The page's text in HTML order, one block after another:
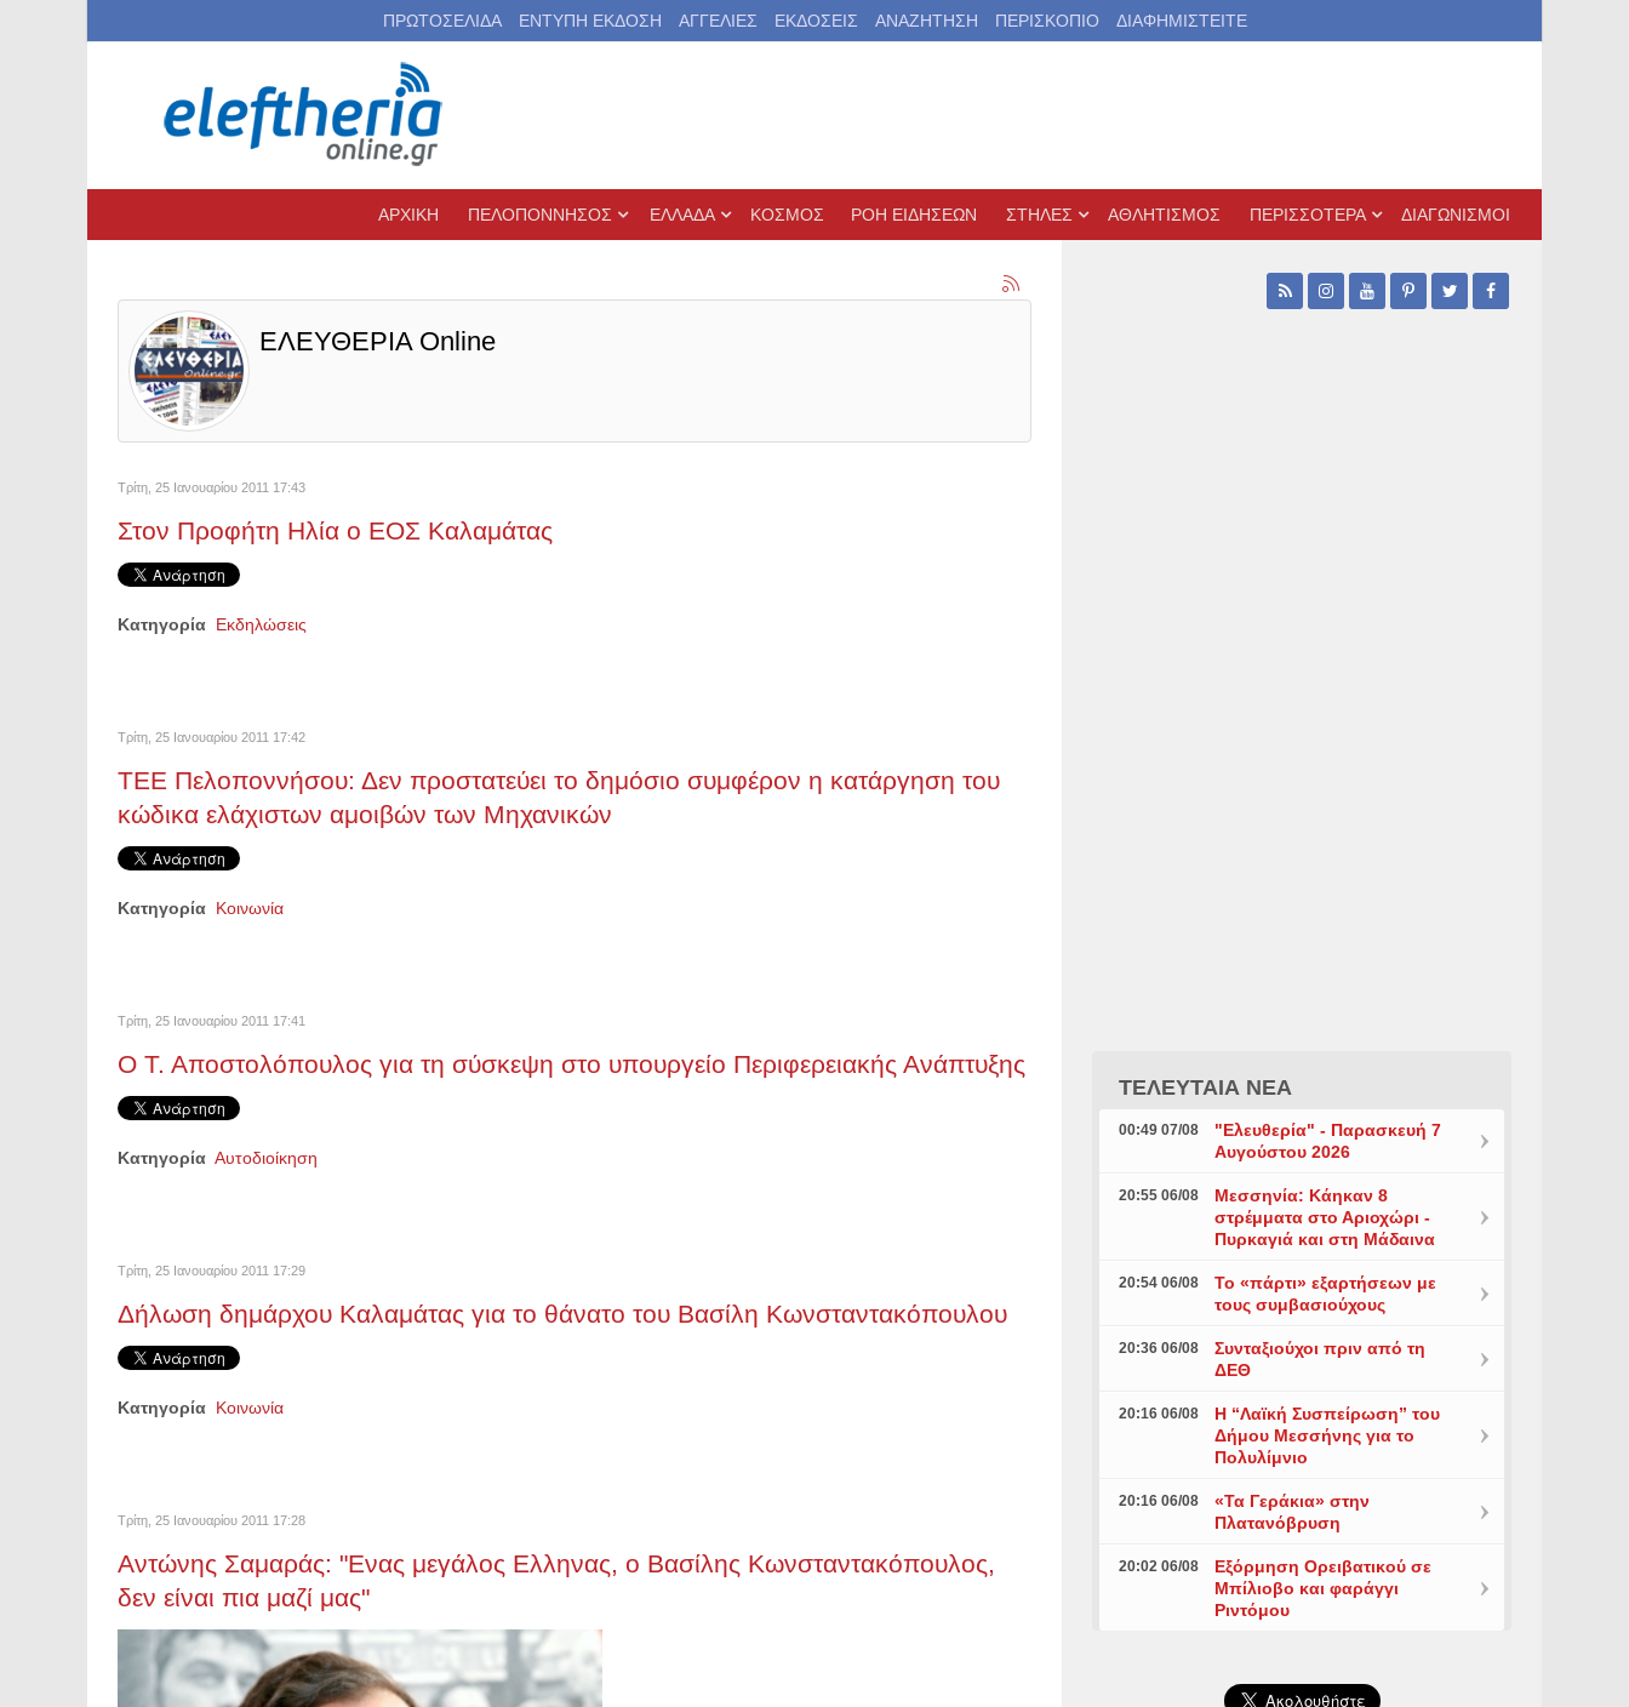
ΠΡΩΤΟΣΕΛΙΔΑ ΕΝΤΥΠΗ ΕΚΔΟΣΗ ΑΓΓΕΛΙΕΣ ΕΚΔΟΣΕΙΣ ΑΝΑΖΗΤΗΣΗ ΠΕΡΙΣΚΟΠΙΟ ΔΙΑΦΗΜΙΣΤΕΙΤΕ
ΑΡΧΙΚΗ ΠΕΛΟΠΟΝΝΗΣΟΣ ΕΛΛΑΔΑ ΚΟΣΜΟΣ ΡΟΗ ΕΙΔΗΣΕΩΝ ΣΤΗΛΕΣ ΑΘΛΗΤΙΣΜΟΣ ΠΕΡΙΣΣΟΤΕΡΑ ΔΙΑΓΩΝΙΣΜΟΙ
ΕΛΕΥΘΕΡΙΑ Online
Τρίτη, 25 Ιανουαρίου 2011 17:43
Στον Προφήτη Ηλία ο ΕΟΣ Καλαμάτας
Κατηγορία Εκδηλώσεις
Τρίτη, 25 Ιανουαρίου 2011 17:42
ΤΕΕ Πελοποννήσου: Δεν προστατεύει το δημόσιο συμφέρον η κατάργηση του
κώδικα ελάχιστων αμοιβών των Μηχανικών
Κατηγορία Κοινωνία
Τρίτη, 25 Ιανουαρίου 2011 17:41
Ο Τ. Αποστολόπουλος για τη σύσκεψη στο υπουργείο Περιφερειακής Ανάπτυξης
Κατηγορία Αυτοδιοίκηση
Τρίτη, 25 Ιανουαρίου 2011 17:29
Δήλωση δημάρχου Καλαμάτας για το θάνατο του Βασίλη Κωνσταντακόπουλου
Κατηγορία Κοινωνία
Τρίτη, 25 Ιανουαρίου 2011 17:28
Αντώνης Σαμαράς: "Ενας μεγάλος Ελληνας, ο Βασίλης Κωνσταντακόπουλος,
δεν είναι πια μαζί μας"
ΤΕΛΕΥΤΑΙΑ ΝΕΑ
00:49 07/08
"Ελευθερία" - Παρασκευή 7
Αυγούστου 2026
20:55 06/08
Μεσσηνία: Κάηκαν 8
στρέμματα στο Αριοχώρι -
Πυρκαγιά και στη Μάδαινα
20:54 06/08
Το «πάρτι» εξαρτήσεων με
τους συμβασιούχους
20:36 06/08
Συνταξιούχοι πριν από τη
ΔΕΘ
20:16 06/08
Η “Λαϊκή Συσπείρωση” του
Δήμου Μεσσήνης για το
Πολυλίμνιο
20:16 06/08
«Τα Γεράκια» στην
Πλατανόβρυση
20:02 06/08
Εξόρμηση Ορειβατικού σε
Μπίλιοβο και φαράγγι
Ριντόμου